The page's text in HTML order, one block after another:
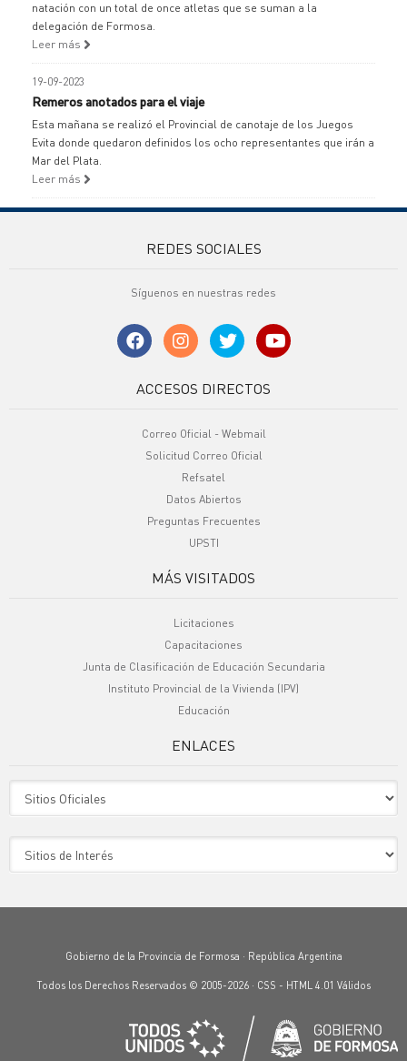
natación con un total de once atletas que se suman a la
delegación de Formosa.
Leer más
19-09-2023
Remeros anotados para el viaje
Esta mañana se realizó el Provincial de canotaje de los Juegos
Evita donde quedaron definidos los ocho representantes que irán a
Mar del Plata.
Leer más
REDES SOCIALES
Síguenos en nuestras redes
ACCESOS DIRECTOS
Correo Oficial - Webmail
Solicitud Correo Oficial
Refsatel
Datos Abiertos
Preguntas Frecuentes
UPSTI
MÁS VISITADOS
Licitaciones
Capacitaciones
Junta de Clasificación de Educación Secundaria
Instituto Provincial de la Vivienda (IPV)
Educación
ENLACES
Gobierno de la Provincia de Formosa · República Argentina
Todos los Derechos Reservados © 2005-2026 · CSS - HTML 4.01 Válidos